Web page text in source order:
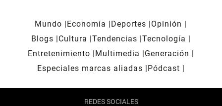
Mundo Economía Deportes
Opinión
Blogs
Cultura Tendencias Tecnología
Entretenimiento
Multimedia
Generación
Especiales marcas aliadas
Pódcast
REDES SOCIALES